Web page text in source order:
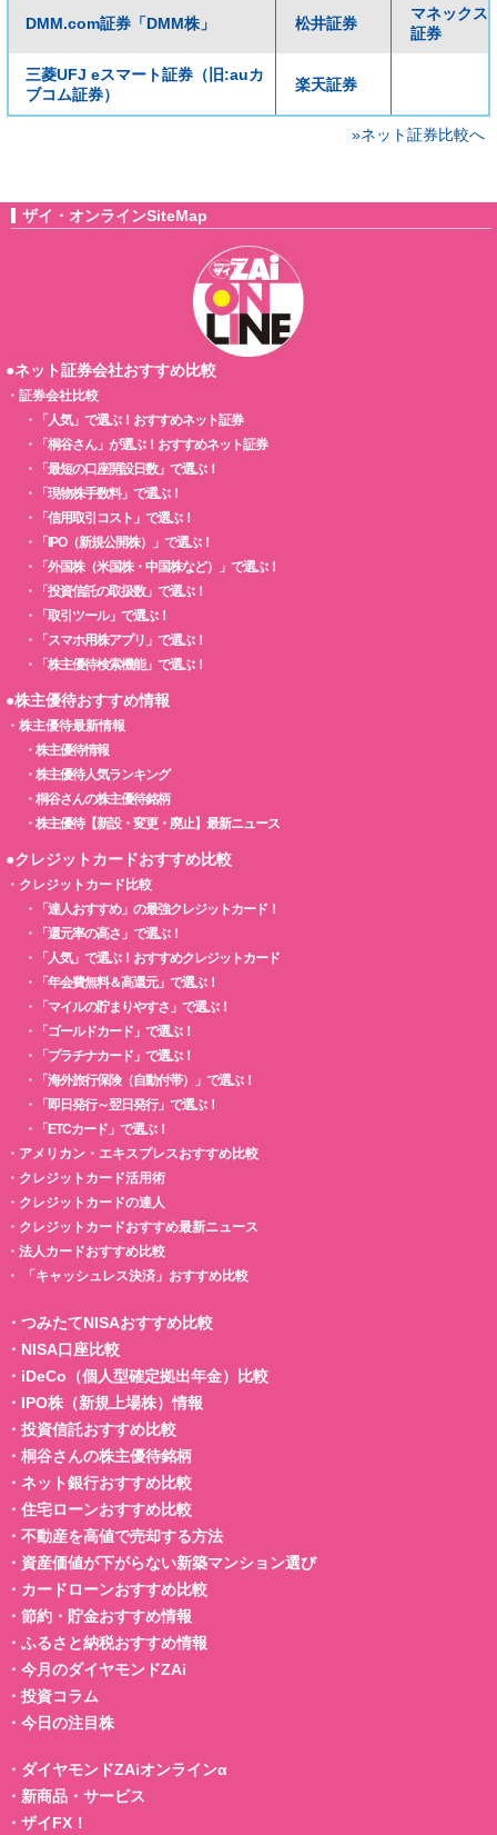
DMM.com証券「DMM株」 松井証券
マネックス
証券
三菱UFJ eスマート証券（旧:auカ
ブコム証券）
楽天証券
»ネット証券比較へ
ザイ・オンラインSiteMap
●ネット証券会社おすすめ比較
・ 証券会社比較
・
「人気」で選ぶ！おすすめネット証券
・
「桐谷さん」が選ぶ！おすすめネット証券
・
「最短の口座開設日数」で選ぶ！
・
「現物株手数料」で選ぶ！
・
「信用取引コスト」で選ぶ！
・
「IPO（新規公開株）」で選ぶ！
・
「外国株（米国株・中国株など）」で選ぶ！
・
「投資信託の取扱数」で選ぶ！
・
「取引ツール」で選ぶ！
・
「スマホ用株アプリ」で選ぶ！
・
「株主優待検索機能」で選ぶ！
●株主優待おすすめ情報
・ 株主優待最新情報
・ 株主優待情報
・ 株主優待人気ランキング
・ 桐谷さんの株主優待銘柄
・ 株主優待【新設・変更・廃止】最新ニュース
●クレジットカードおすすめ比較
・ クレジットカード比較
・
「達人おすすめ」の最強クレジットカード！
・
「還元率の高さ」で選ぶ！
・
「人気」で選ぶ！おすすめクレジットカード
・
「年会費無料＆高還元」で選ぶ！
・
「マイルの貯まりやすさ」で選ぶ！
・
「ゴールドカード」で選ぶ！
・
「プラチナカード」で選ぶ！
・
「海外旅行保険（自動付帯）」で選ぶ！
・
「即日発行～翌日発行」で選ぶ！
・
「ETCカード」で選ぶ！
・ アメリカン・エキスプレスおすすめ比較
・ クレジットカード活用術
・ クレジットカードの達人
・ クレジットカードおすすめ最新ニュース
・ 法人カードおすすめ比較
・
「キャッシュレス決済」おすすめ比較
・ つみたてNISAおすすめ比較
・ NISA口座比較
・ iDeCo（個人型確定拠出年金）比較
・ IPO株（新規上場株）情報
・ 投資信託おすすめ比較
・ 桐谷さんの株主優待銘柄
・ ネット銀行おすすめ比較
・ 住宅ローンおすすめ比較
・ 不動産を高値で売却する方法
・ 資産価値が下がらない新築マンション選び
・ カードローンおすすめ比較
・ 節約・貯金おすすめ情報
・ ふるさと納税おすすめ情報
・ 今月のダイヤモンドZAi
・ 投資コラム
・ 今日の注目株
・ ダイヤモンドZAiオンラインα
・ 新商品・サービス
・ ザイFX！